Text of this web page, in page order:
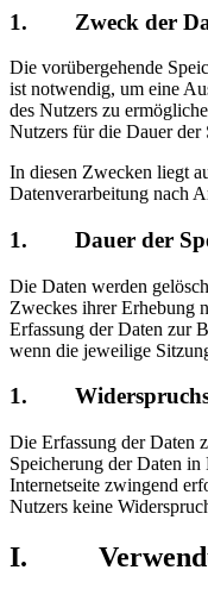
1. Zweck der
Die vorübergehende
ist notwendig, um eine
des Nutzers zu
Nutzers für die Dauer der
In diesen Zwecken liegt
Datenverarbeitung nach
1. Dauer der
Die Daten werden
Zweckes ihrer Erhebung
Erfassung der Daten zur
wenn die jeweilige
1. Widerspruchs-
Die Erfassung der Daten
Speicherung der Daten
Internetseite zwingend
Nutzers keine
I.